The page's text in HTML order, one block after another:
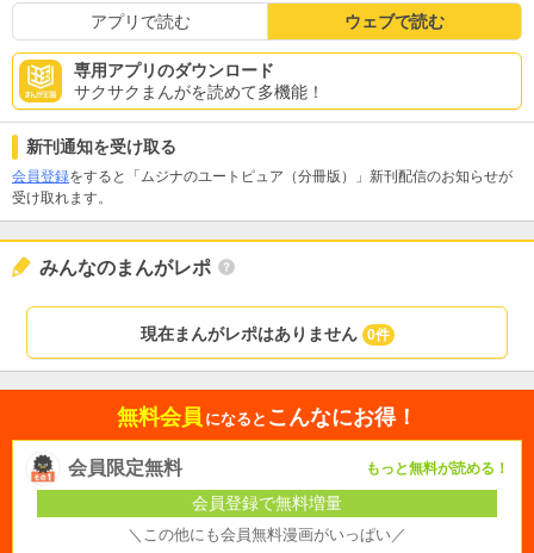
アプリで読む ウェブで読む
専用アプリのダウンロード
サクサクまんがを読めて多機能！
新刊通知を受け取る
会員登録をすると「ムジナのユートピュア（分冊版）」新刊配信のお知らせが
受け取れます。
みんなのまんがレポ
現在まんがレポはありません 0件
無料会員 になると こんなにお得！
会員限定無料 もっと無料が読める！
会員登録で無料増量
＼この他にも会員無料漫画がいっぱい／